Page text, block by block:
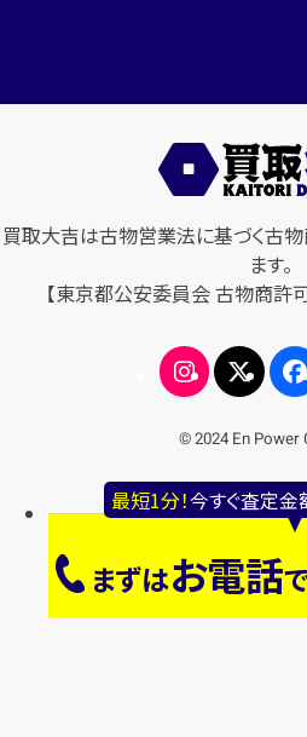
最短1分！今すぐ査定金
まずはお電話
買取大吉は古物営業法に基づく古
ます。
【東京都公安委員会 古物商許
© 2024 En Power